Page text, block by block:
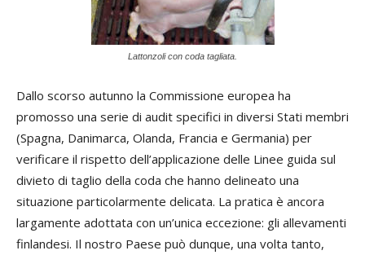
Lattonzoli con coda tagliata.
Dallo scorso autunno la Commissione europea ha
promosso una serie di audit specifici in diversi Stati membri
(Spagna, Danimarca, Olanda, Francia e Germania) per
verificare il rispetto dell’applicazione delle Linee guida sul
divieto di taglio della coda che hanno delineato una
situazione particolarmente delicata. La pratica è ancora
largamente adottata con un’unica eccezione: gli allevamenti
finlandesi. Il nostro Paese può dunque, una volta tanto,